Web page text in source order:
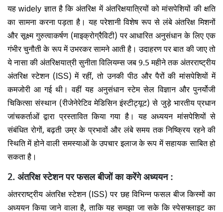
यह widely ज्ञात है कि अंतरिक्ष में अंतरिक्षयात्रियों को मांसपेशियों की क्षति
का सामना करना पड़ता है। यह परेशानी विशेष रूप से लंबे अंतरिक्ष मिशनों
और सूक्ष्म गुरुत्वाकर्षण (माइक्रोग्रैविटी) पर आधारित अनुसंधान के लिए एक
गंभीर चुनौती के रूप में उभरकर सामने आती है। उदाहरण पर बात की जाए तो
ये नासा की अंतरिक्षयात्री सुनीता विलियम्स जब 9.5 महीने तक अंतरराष्ट्रीय
अंतरिक्ष स्टेशन (ISS) में रहीं, तो उनकी पीठ और पैरों की मांसपेशियों में
कमजोरी आ गई थी। वहीं यह अनुसंधान स्टेम सेल विज्ञान और पुनर्योजी
चिकित्सा संस्थान (रीजेनेरेटिव मेडिसिन इंस्टीट्यूट) से जुड़े भारतीय प्रधान
जांचकर्ताओं द्वारा प्रस्तावित किया गया है। यह अध्ययन मांसपेशियों से
संबंधित रोगों, बढ़ती उम्र के प्रभावों और लंबे समय तक निष्क्रिय रहने की
स्थिति में होने वाली समस्याओं के उपचार इलाज के रूप में सहायक साबित हो
सकता है।
2. अंतरिक्ष स्टेशन पर फसल बीजों का करेंगे अध्ययन :
अंतरराष्ट्रीय अंतरिक्ष स्टेशन (ISS) पर छह विभिन्न फसल बीज किस्मों का
अध्ययन किया जाने वाला है, ताकि यह समझा जा सके कि स्पेसफ्लाइट का